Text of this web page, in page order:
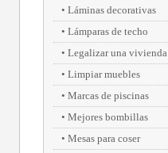
Láminas decorativas
Lámparas de techo
Legalizar una vivienda
Limpiar muebles
Marcas de piscinas
Mejores bombillas
Mesas para coser